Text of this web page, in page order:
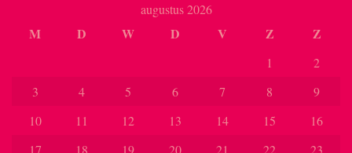
augustus 2026
M D W D V Z Z
1
2
3
4 5 6 7 8
9
10
11 12 13 14 15
16
17
18 19 20 21 22
23